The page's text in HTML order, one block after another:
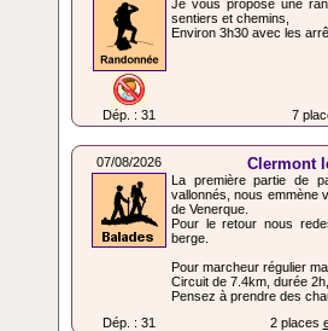
Je vous propose une
sentiers et chemins,
Environ 3h30 avec les
Dép. : 31 7
07/08/2026 Clermont
La première partie de
vallonnés, nous emmène
de Venerque.
Pour le retour nous
berge.
Pour marcheur régulier
Circuit de 7.4km, durée
Pensez à prendre des
Dép. : 31
2 places